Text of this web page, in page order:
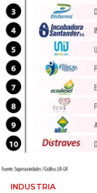
INDUSTRIA